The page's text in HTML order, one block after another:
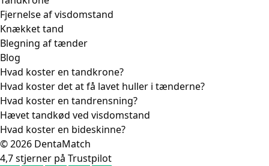
Fjernelse af visdomstand
Knækket tand
Blegning af tænder
Blog
Hvad koster en tandkrone?
Hvad koster det at få lavet huller i tænderne?
Hvad koster en tandrensning?
Hævet tandkød ved visdomstand
Hvad koster en bideskinne?
© 2026 DentaMatch
4,7 stjerner på Trustpilot